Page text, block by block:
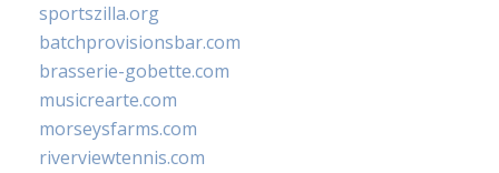
sportszilla.org
batchprovisionsbar.com
brasserie-gobette.com
musicrearte.com
morseysfarms.com
riverviewtennis.com